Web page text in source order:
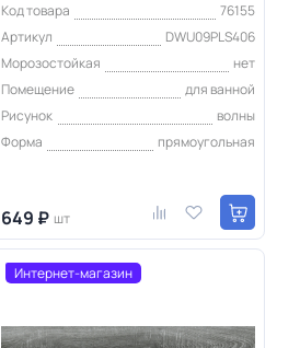
Код товара
76155
Артикул
DWU09PLS406
Морозостойкая
нет
Помещение
для ванной
Рисунок
волны
Форма
прямоугольная
649 ₽ шт
Интернет-магазин